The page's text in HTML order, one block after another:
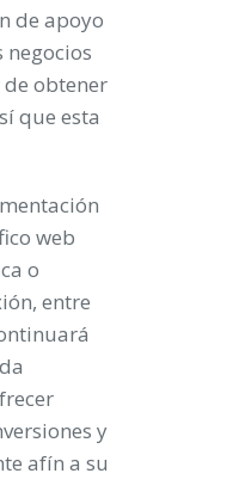
de apoyo
obtener
que esta
web
o
entre
y
afín a su